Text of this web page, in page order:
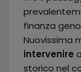
finanza
Nuovissima
intervenire
storico nel